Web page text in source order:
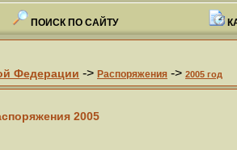
ПОИСК ПО САЙТУ
Федерации -> Распоряжения -> 2005 год
2005